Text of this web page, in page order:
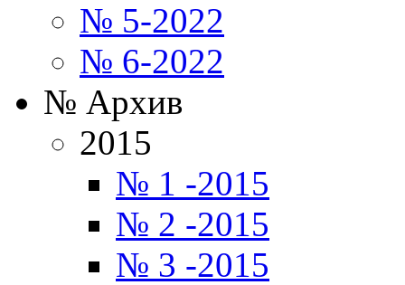
№ 5-2022
№ 6-2022
№ Архив
2015
№ 1 -2015
№ 2 -2015
№ 3 -2015